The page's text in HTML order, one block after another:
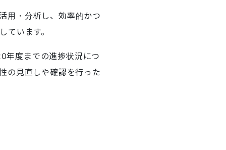
用・分析し、効率的かつ
ています。
年度までの進捗状況につ
の見直しや確認を行った